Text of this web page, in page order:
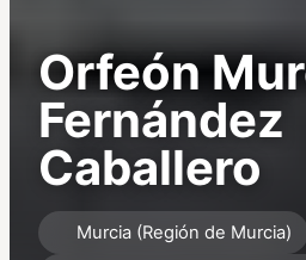
Orfeón
Fernández
Caballero
Murcia (Región de Murcia)